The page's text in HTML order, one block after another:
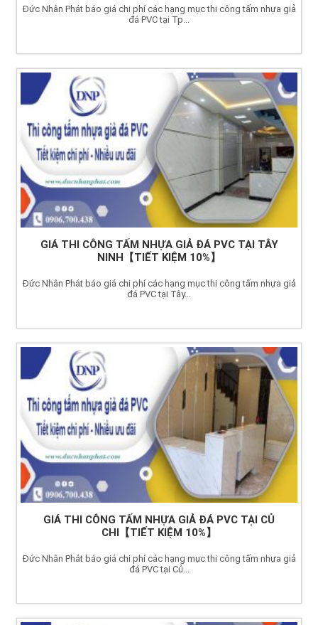
Đức Nhân Phát báo giá chi phí các hạng mục thi công tấm nhựa giả
đá PVC tại Tp...
GIÁ THI CÔNG TẤM NHỰA GIẢ ĐÁ PVC TẠI TÂY
NINH【TIẾT KIỆM 10%】
Đức Nhân Phát báo giá chi phí các hạng mục thi công tấm nhựa giả
đá PVC tại Tây...
GIÁ THI CÔNG TẤM NHỰA GIẢ ĐÁ PVC TẠI CỦ
CHI【TIẾT KIỆM 10%】
Đức Nhân Phát báo giá chi phí các hạng mục thi công tấm nhựa giả
đá PVC tại Củ...